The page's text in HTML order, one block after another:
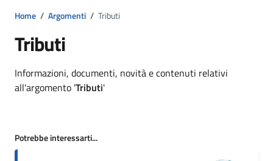
Home / Argomenti / Tributi
Tributi
Dettagli argomento
Informazioni, documenti, novità e contenuti relativi
all'argomento 'Tributi'
Potrebbe interessarti...